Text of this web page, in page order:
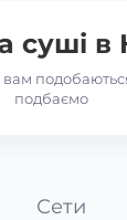
суші в
вам
подбаємо
Сети